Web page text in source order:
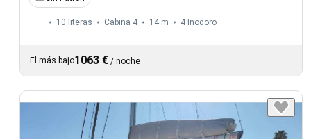
10 literas Cabina 4 14 m 4 Inodoro
El más bajo1063 € / noche